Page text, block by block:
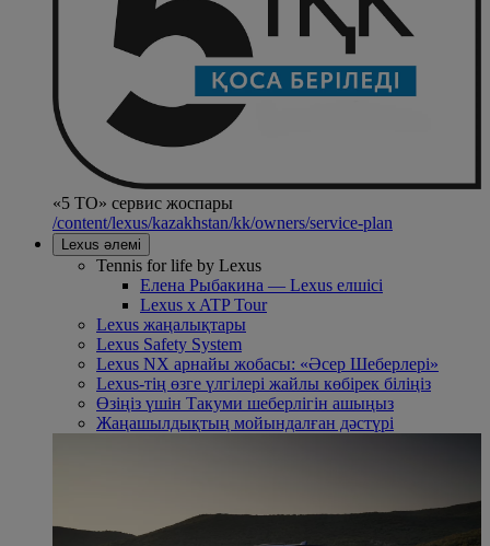
«5 ТО» сервис жоспары
/content/lexus/kazakhstan/kk/owners/service-plan
Lexus әлемі
Tennis for life by Lexus
Елена Рыбакина — Lexus елшісі
Lexus x ATP Tour
Lexus жаңалықтары
Lexus Safety System
Lexus NX арнайы жобасы: «Әсер Шеберлері»
Lexus-тің өзге үлгілері жайлы көбірек біліңіз
Өзіңіз үшін Такуми шеберлігін ашыңыз
Жаңашылдықтың мойындалған дәстүрі